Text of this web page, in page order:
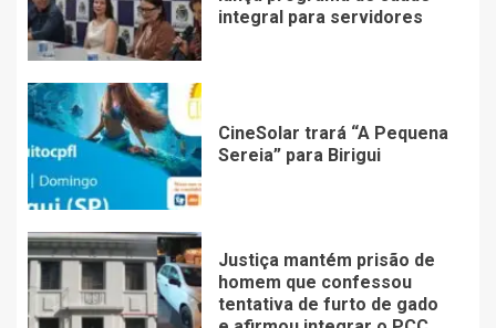
integral para servidores
CineSolar trará “A Pequena
Sereia” para Birigui
Justiça mantém prisão de
homem que confessou
tentativa de furto de gado